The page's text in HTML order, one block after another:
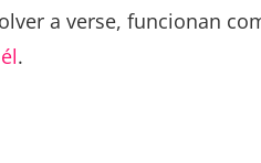
a verse, funcionan
.